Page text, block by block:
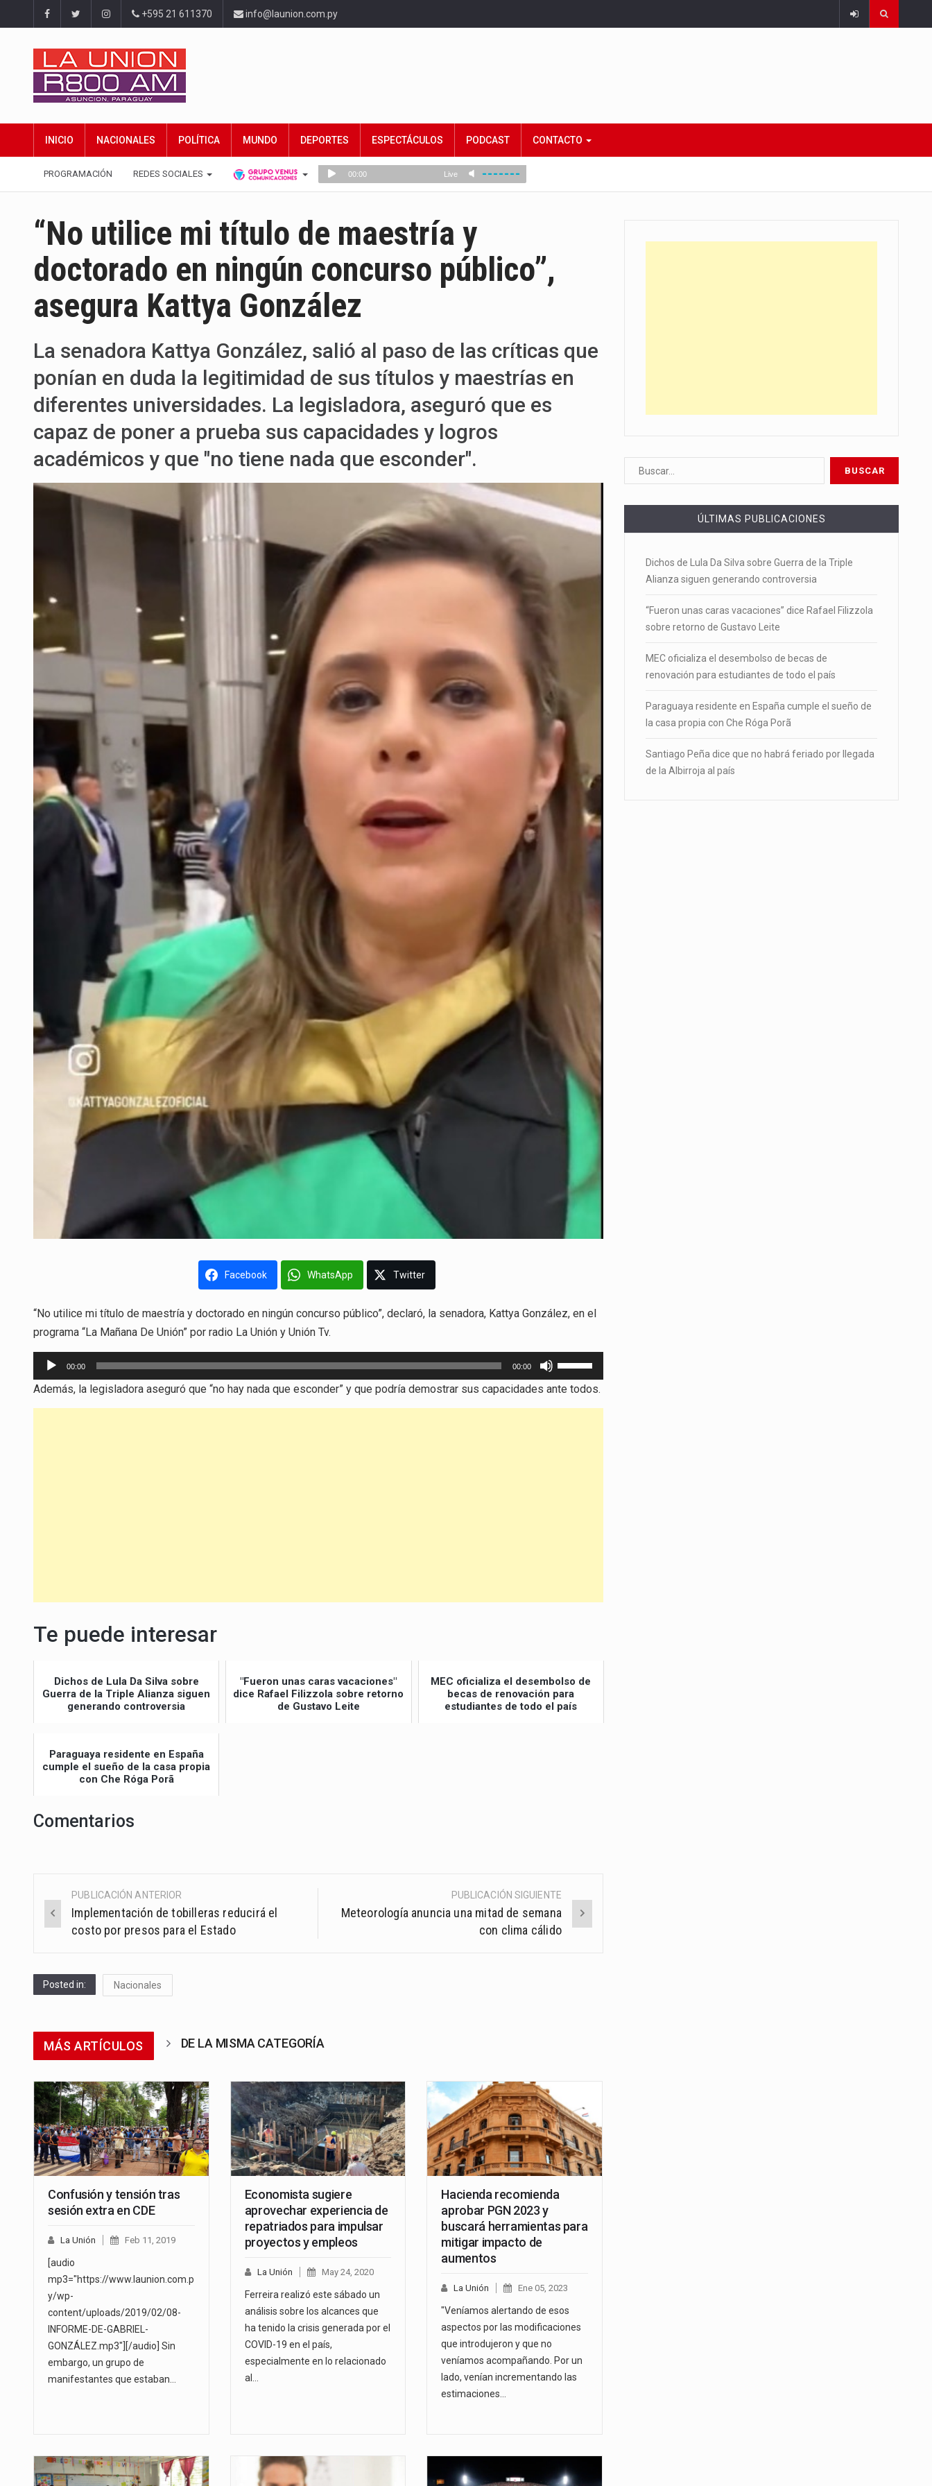
+595 21 611370 info@launion.com.py
INICIO NACIONALES POLÍTICA MUNDO DEPORTES ESPECTÁCULOS PODCAST CONTACTO
PROGRAMACIÓN REDES SOCIALES
“No utilice mi título de maestría y
doctorado en ningún concurso público”,
asegura Kattya González
La senadora Kattya González, salió al paso de las críticas que
ponían en duda la legitimidad de sus títulos y maestrías en
diferentes universidades. La legisladora, aseguró que es
capaz de poner a prueba sus capacidades y logros
académicos y que "no tiene nada que esconder".
Facebook WhatsApp Twitter
“No utilice mi título de maestría y doctorado en ningún concurso público”, declaró, la senadora, Kattya González, en el
programa “La Mañana De Unión” por radio La Unión y Unión Tv.
Reproductor
de
audio
00:00 00:00
las
teclas
Además, la legisladora aseguró que “no hay nada que esconder” y que podría demostrar sus capacidades ante todos.
Te puede interesar
Dichos de Lula Da Silva sobre
Guerra de la Triple Alianza siguen
generando controversia
"Fueron unas caras vacaciones"
dice Rafael Filizzola sobre retorno
de Gustavo Leite
MEC oficializa el desembolso de
becas de renovación para
estudiantes de todo el país
Paraguaya residente en España
cumple el sueño de la casa propia
con Che Róga Porã
Comentarios
Post
navigation
PUBLICACIÓN ANTERIOR
Implementación de tobilleras reducirá el
costo por presos para el Estado
PUBLICACIÓN SIGUIENTE
Meteorología anuncia una mitad de semana
con clima cálido
Posted in: Nacionales
MÁS ARTÍCULOS DE LA MISMA CATEGORÍA
Confusión y tensión tras
sesión extra en CDE
La Unión Feb 11, 2019
[audio
mp3="https://www.launion.com.p
y/wp-
content/uploads/2019/02/08-
INFORME-DE-GABRIEL-
GONZÁLEZ.mp3"][/audio] Sin
embargo, un grupo de
manifestantes que estaban…
Economista sugiere
aprovechar experiencia de
repatriados para impulsar
proyectos y empleos
La Unión May 24, 2020
Ferreira realizó este sábado un
análisis sobre los alcances que
ha tenido la crisis generada por el
COVID-19 en el país,
especialmente en lo relacionado
al…
Hacienda recomienda
aprobar PGN 2023 y
buscará herramientas para
mitigar impacto de
aumentos
La Unión Ene 05, 2023
"Veníamos alertando de esos
aspectos por las modificaciones
que introdujeron y que no
veníamos acompañando. Por un
lado, venían incrementando las
estimaciones…
ÚLTIMAS PUBLICACIONES
Dichos de Lula Da Silva sobre Guerra de la Triple
Alianza siguen generando controversia
“Fueron unas caras vacaciones” dice Rafael Filizzola
sobre retorno de Gustavo Leite
MEC oficializa el desembolso de becas de
renovación para estudiantes de todo el país
Paraguaya residente en España cumple el sueño de
la casa propia con Che Róga Porã
Santiago Peña dice que no habrá feriado por llegada
de la Albirroja al país